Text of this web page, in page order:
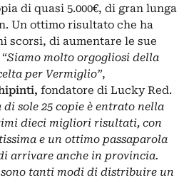
di quasi 5.000€, di gran lunga
Un ottimo risultato che ha
scorsi, di aumentare le sue
Siamo molto orgogliosi della
per Vermiglio”,
fondatore di Lucky Red.
sole 25 copie è entrato nella
dieci migliori risultati, con
e un ottimo passaparola
arrivare anche in provincia.
tanti modi di distribuire un